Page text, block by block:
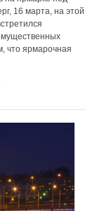
16 марта, на этой
что ярмарочная